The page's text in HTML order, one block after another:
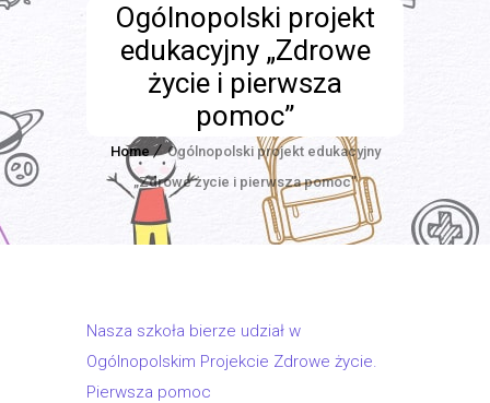
Ogólnopolski projekt
edukacyjny „Zdrowe
życie i pierwsza
pomoc”
Home
Ogólnopolski projekt edukacyjny
„Zdrowe życie i pierwsza pomoc”
Nasza szkoła bierze udział w
Ogólnopolskim Projekcie Zdrowe życie.
Pierwsza pomoc